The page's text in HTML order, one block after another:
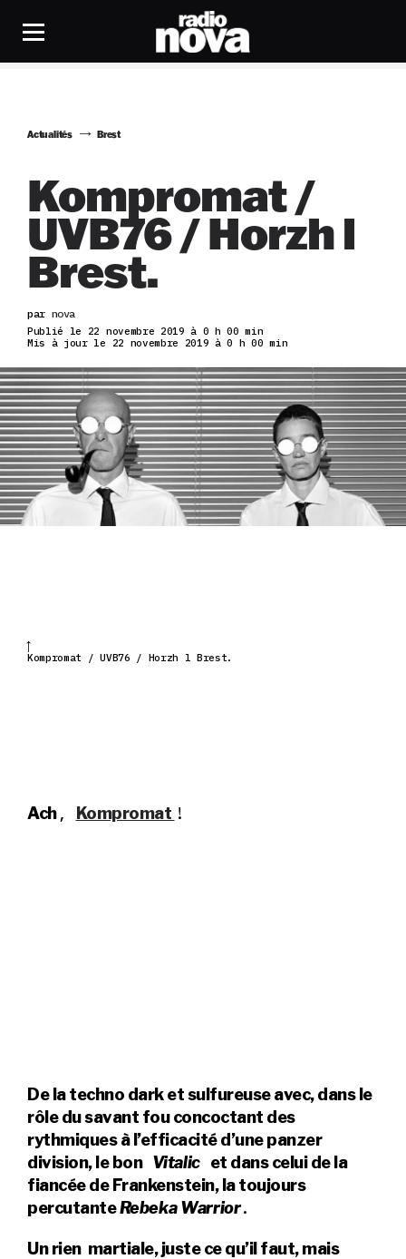
Actualités Brest
Kompromat /
UVB76 / Horzh l
Brest.
par nova
Publié le 22 novembre 2019 à 0 h 00 min
Mis à jour le 22 novembre 2019 à 0 h 00 min
Kompromat / UVB76 / Horzh l Brest.
Ach, Kompromat !
De la techno dark et sulfureuse avec, dans le
rôle du savant fou concoctant des
rythmiques à l’efficacité d’une panzer
division, le bon Vitalic et dans celui de la
fiancée de Frankenstein, la toujours
percutanteRebeka Warrior.
Un rien martiale, juste ce qu’il faut, mais